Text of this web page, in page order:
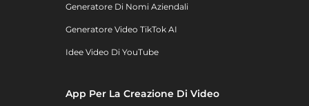
Generatore Di Nomi Aziendali
Generatore Video TikTok AI
Idee Video Di YouTube
App Per La Creazione Di Video